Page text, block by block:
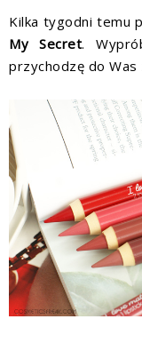
Kilka tygodni temu
My Secret.
przychodzę do Was